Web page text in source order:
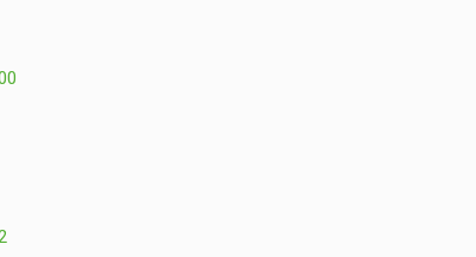
plezier terug op de samenwerking en kunnen